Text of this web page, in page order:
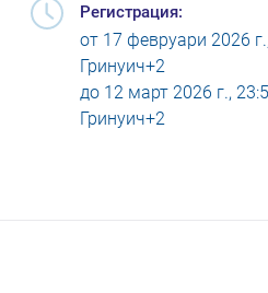
Регистрация:
от 17 февруари 2026
Гринуич+2
до 12 март 2026 г.,
Гринуич+2